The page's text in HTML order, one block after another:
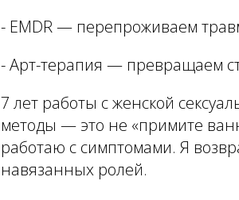
- EMDR — перепроживаем
- Арт-терапия — превращаем
7 лет работы с женской
методы — это не «примите
работаю с симптомами. Я
навязанных ролей.